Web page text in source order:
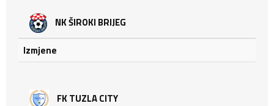
NK ŠIROKI BRIJEG
Izmjene
FK TUZLA CITY